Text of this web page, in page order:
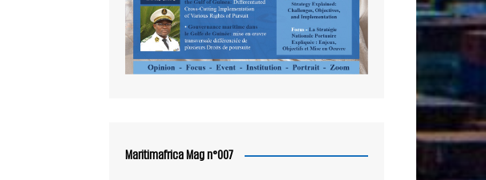
Maritimafrica Mag n°007